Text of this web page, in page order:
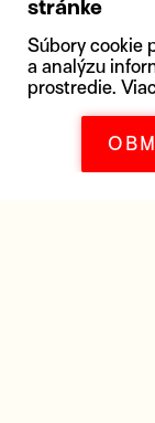
stránke
Súbory cookie
a analýzu
prostredie.